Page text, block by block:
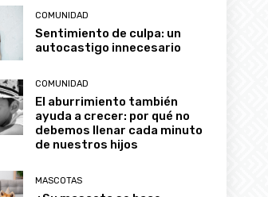
COMUNIDAD
Sentimiento de culpa: un
autocastigo innecesario
COMUNIDAD
El aburrimiento también
ayuda a crecer: por qué no
debemos llenar cada minuto
de nuestros hijos
MASCOTAS